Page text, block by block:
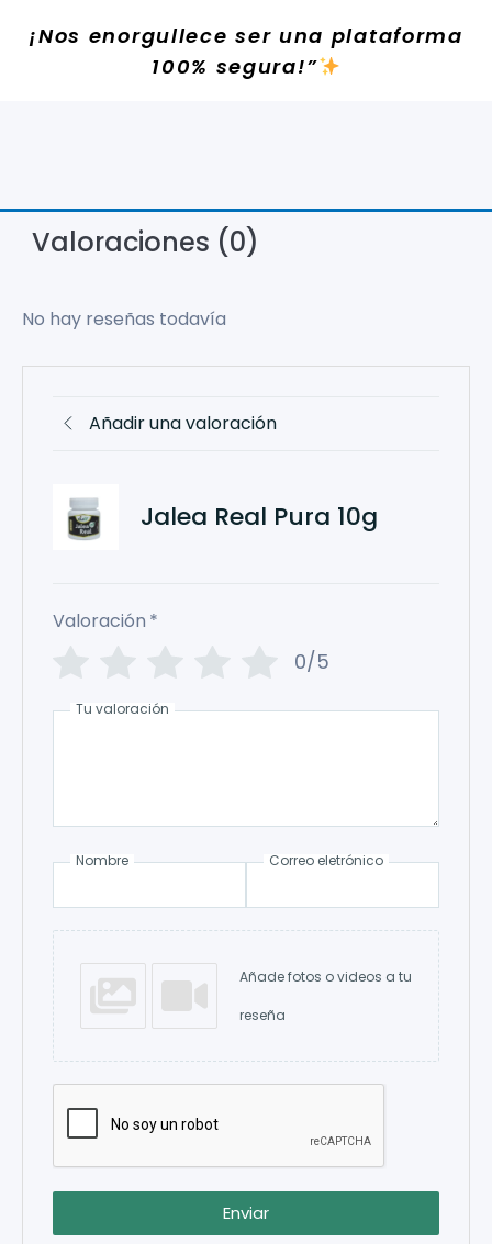
¡Nos enorgullece ser una plataforma
100% segura!”
Valoraciones (0)
No hay reseñas todavía
Añadir una valoración
Jalea Real Pura 10g
Valoración *
0/5
Tu valoración
Nombre Correo eletrónico
Añade fotos o videos a tu
reseña
Enviar